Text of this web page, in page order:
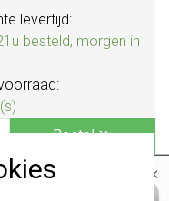
levertijd:
besteld, morgen in
Bestel
×